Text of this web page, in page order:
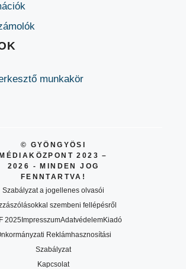
munkakör
© GYÖNGYÖSI
2023 –
2026 - MINDEN JOG
FENNTARTVA!
Szabályzat a jogellenes olvasói
szembeni fellépésről
2025ImpresszumAdatvédelemKiadó
Reklámhasznosítási
Szabályzat
Kapcsolat